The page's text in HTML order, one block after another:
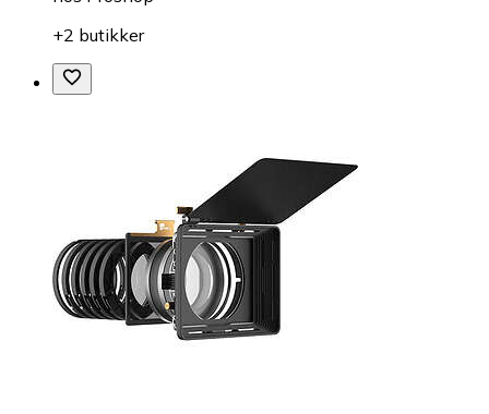
+2 butikker